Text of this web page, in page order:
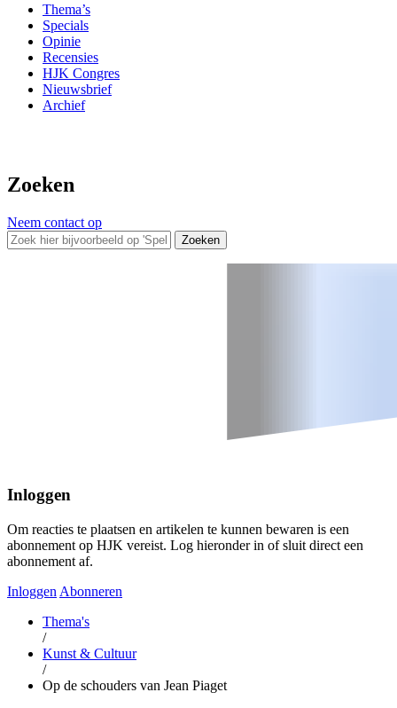
Thema’s
Specials
Opinie
Recensies
HJK Congres
Nieuwsbrief
Archief
Zoeken
Neem contact op
Zoeken
Inloggen
Om reacties te plaatsen en artikelen te kunnen bewaren is een
abonnement op HJK vereist. Log hieronder in of sluit direct een
abonnement af.
Inloggen Abonneren
Thema's
/
Kunst & Cultuur
/
Op de schouders van Jean Piaget